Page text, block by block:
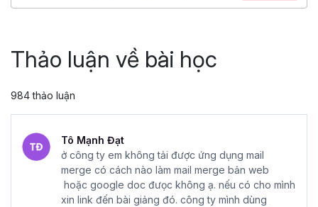
4.86
25,045
Thảo luận về bài học
984 thảo luận
Tô Mạnh Đạt
ở công ty em không tải được ứng dụng mail
merge có cách nào làm mail merge bản web
hoặc google doc đưọc không ạ. nếu có cho mình
xin link đến bài giảng đó. công ty mình dùng